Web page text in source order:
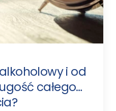
i od
całego